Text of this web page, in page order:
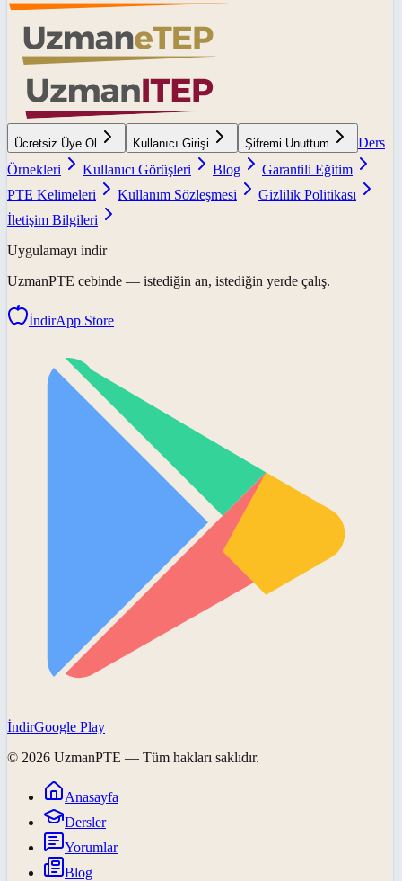
Ücretsiz Üye Ol Kullanıcı Girişi Şifremi Unuttum
Ders
Örnekleri
Kullanıcı Görüşleri Blog
Garantili Eğitim
PTE Kelimeleri
Kullanım Sözleşmesi
Gizlilik Politikası
İletişim Bilgileri
Uygulamayı indir
UzmanPTE cebinde — istediğin an, istediğin yerde çalış.
İndirApp Store
İndirGoogle Play
© 2026 UzmanPTE — Tüm hakları saklıdır.
Anasayfa
Dersler
Yorumlar
Blog